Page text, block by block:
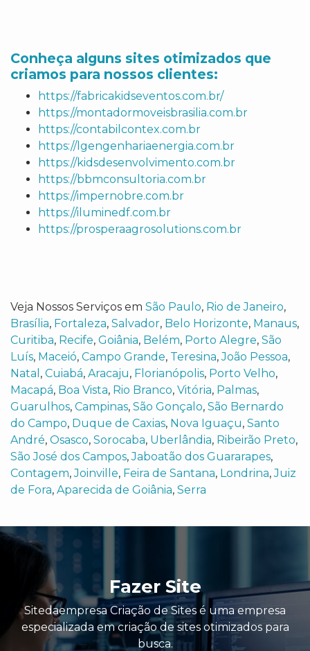
Conheça alguns sites otimizados que
criamos para nossos clientes:
https://fabricakidseventos.com.br/
https://montadormoveisbrasilia.com.br
https://contabilcontex.com.br
https://lgengenhariaenergia.com.br
https://kidsdesenvolvimento.com.br
https://bbmconsultoria.com.br
https://impernobre.com.br
https://iluminedf.com.br
https://prosperaagrosolutions.com.br
Veja Nossos Serviços em São Paulo, Rio de Janeiro,
Brasília, Fortaleza, Salvador, Belo Horizonte, Manaus,
Curitiba, Recife, Goiânia, Belém, Porto Alegre, São
Luís, Maceió, Campo Grande, Teresina,João Pessoa,
Natal , Cuiabá, Aracaju, Florianópolis, Porto Velho,
Macapá, Boa Vista, Rio Branco, Vitória, Palmas,
Guarulhos, Campinas, São Gonçalo, São Bernardo
do Campo, Duque de Caxias, Nova Iguaçu, Santo
André, Osasco, Sorocaba, Uberlândia, Ribeirão Preto,
São José dos Campos,Jaboatão dos Guararapes,
Contagem,Joinville, Feira de Santana, Londrina,Juiz
de Fora, Aparecida de Goiânia, Serra
Fazer Site
Sitedaempresa Criação de Sites é uma empresa
especializada em criação de sites otimizados para
busca.